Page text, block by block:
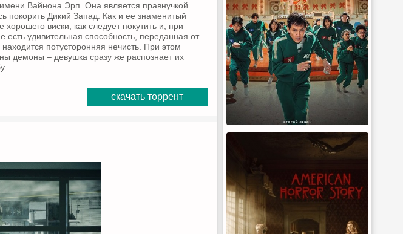
Вайнона Эрп. Она является правнучкой
покорить Дикий Запад. Как и ее знаменитый
виски, как следует покутить и, при
есть удивительная способность, переданная от
потусторонняя нечисть. При этом
демоны – девушка сразу же распознает их
скачать торрент